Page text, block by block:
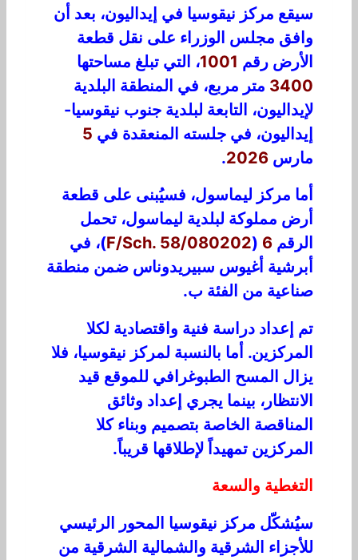
سيقع مركز نيقوسيا في إيداليون، بعد أن
وافق مجلس الوزراء على نقل قطعة
الأرض رقم 1001، التي تبلغ مساحتها
3400 متر مربع، في المنطقة البلدية
لإيداليون، التابعة لبلدية جنوب نيقوسيا-
إيداليون، في جلسته المنعقدة في 5
مارس 2026
.
أما مركز ليماسول، فسيُبنى على قطعة
أرض مملوكة لبلدية ليماسول، تحمل
الرقم 6
(
F/Sch. 58/080202)، في
أبرشية أغيوس سبيريدوناس ضمن منطقة
صناعية من الفئة ب.
تم إعداد دراسة فنية واقتصادية لكلا
المركزين. أما بالنسبة لمركز نيقوسيا، فلا
يزال المسح الطبوغرافي للموقع قيد
الانتظار، بينما يجري إعداد وثائق
المناقصة الخاصة بتصميم وبناء كلا
المركزين تمهيداً لإطلاقها قريباً.
التغطية والسعة
سيُشكّل مركز نيقوسيا المحور الرئيسي
للأجزاء الشرقية والشمالية الشرقية من